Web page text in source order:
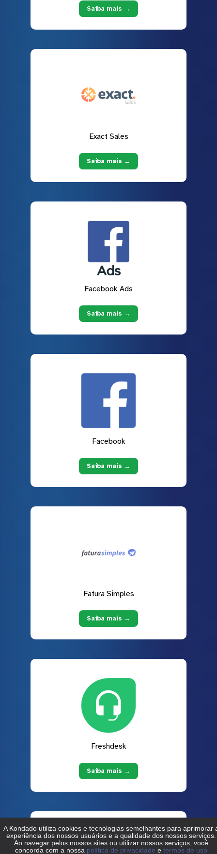
Saiba mais →
Exact Sales
Saiba mais →
Facebook Ads
Saiba mais →
Facebook
Saiba mais →
Fatura Simples
Saiba mais →
Freshdesk
Saiba mais →